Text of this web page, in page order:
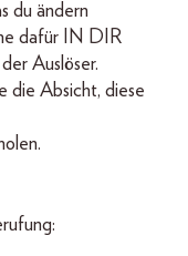
du ändern
dafür IN DIR
Auslöser.
die Absicht, diese